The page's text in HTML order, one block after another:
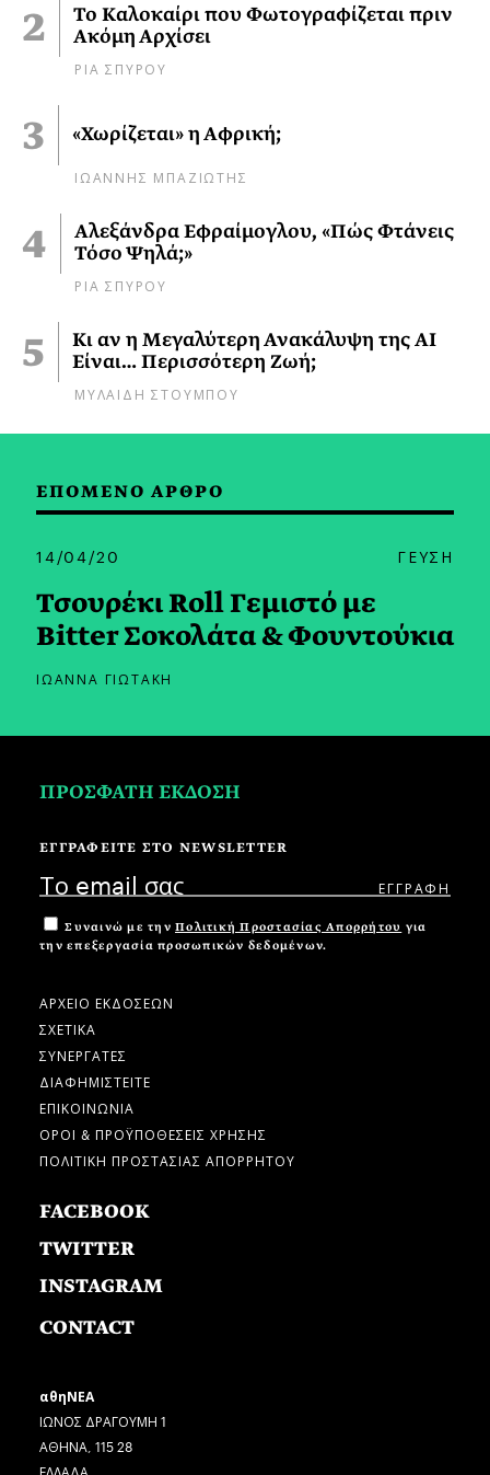
Το Καλοκαίρι που Φωτογραφίζεται πριν
Ακόμη Αρχίσει
ΡΙΑ ΣΠΥΡΟΥ
«Χωρίζεται» η Αφρική;
ΙΩΑΝΝΗΣ ΜΠΑΖΙΩΤΗΣ
Αλεξάνδρα Εφραίμογλου, «Πώς Φτάνεις
Τόσο Ψηλά;»
ΡΙΑ ΣΠΥΡΟΥ
Κι αν η Μεγαλύτερη Ανακάλυψη της AI
Είναι… Περισσότερη Ζωή;
ΜΥΛΑΙΔΗ ΣΤΟΥΜΠΟΥ
ΕΠΟΜΕΝΟ ΑΡΘΡΟ
14/04/20 ΓΕΥΣΗ
Τσουρέκι Roll Γεμιστό με
Bitter Σοκολάτα & Φουντούκια
ΙΩΑΝΝΑ ΓΙΩΤΑΚΗ
ΠΡΟΣΦΑΤΗ ΕΚΔΟΣΗ
ΕΓΓΡΑΦΕΙΤΕ ΣΤΟ NEWSLETTER
Συναινώ με την Πολιτική Προστασίας Απορρήτου για
την επεξεργασία προσωπικών δεδομένων.
ΑΡΧΕΙΟ ΕΚΔΟΣΕΩΝ
ΣΧΕΤΙΚΑ
ΣΥΝΕΡΓΑΤΕΣ
ΔΙΑΦΗΜΙΣΤΕΙΤΕ
ΕΠΙΚΟΙΝΩΝΙΑ
ΟΡΟΙ & ΠΡΟΫΠΟΘΕΣΕΙΣ ΧΡΗΣΗΣ
ΠΟΛΙΤΙΚΗ ΠΡΟΣΤΑΣΙΑΣ ΑΠΟΡΡΗΤΟΥ
FACEBOOK
TWITTER
INSTAGRAM
CONTACT
αθηΝΕΑ
ΙΩΝΟΣ ΔΡΑΓΟΥΜΗ 1
ΑΘΗΝΑ, 115 28
ΕΛΛΑΔΑ